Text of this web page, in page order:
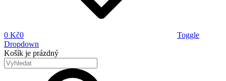
0 Kč0
Toggle
Dropdown
Košík je prázdný